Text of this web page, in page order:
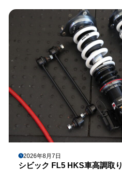
2026年8月7日
シビック FL5 HKS車高調取